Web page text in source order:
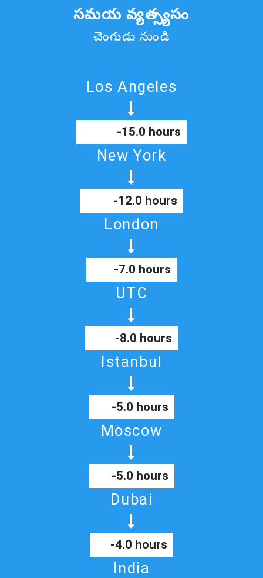
సమయ వ్యత్స్యసం
చెంగుడు నుండి
Los Angeles
-15.0 hours
New York
-12.0 hours
London
-7.0 hours
UTC
-8.0 hours
Istanbul
-5.0 hours
Moscow
-5.0 hours
Dubai
-4.0 hours
India